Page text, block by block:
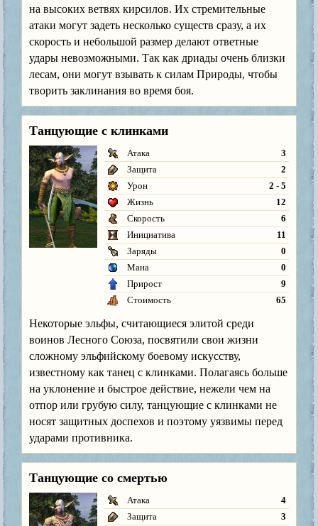
на высоких ветвях кирсилов. Их стремительные
атаки могут задеть несколько существ сразу, а их
скорость и небольшой размер делают ответные
удары невозможными. Так как дриады очень близки
лесам, они могут взывать к силам Природы, чтобы
творить заклинания во время боя.
Танцующие с клинками
Атака
3
Защита
2
Урон
2 - 5
Жизнь
12
Скорость
6
Инициатива
11
Заряды
0
Мана
0
Прирост
9
Стоимость
65
Некоторые эльфы, считающиеся элитой среди
воинов Лесного Союза, посвятили свои жизни
сложному эльфийскому боевому искусству,
известному как танец с клинками. Полагаясь больше
на уклонение и быстрое действие, нежели чем на
отпор или грубую силу, танцующие с клинками не
носят защитных доспехов и поэтому уязвимы перед
ударами противника.
Танцующие со смертью
Атака
4
Защита
3